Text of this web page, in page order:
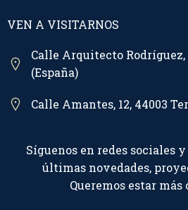
VEN A VISITARNOS
Calle Arquitecto
(España)
Calle Amantes, 12, 44003
Síguenos en redes sociales
últimas novedades,
Queremos estar más